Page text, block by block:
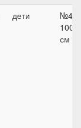
дети
№4,
100
см